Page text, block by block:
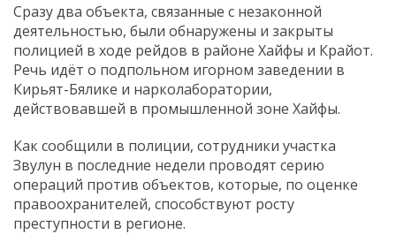
Сразу два объекта, связанные с незаконной
деятельностью, были обнаружены и закрыты
полицией в ходе рейдов в районе Хайфы и Крайот.
Речь идёт о подпольном игорном заведении в
Кирьят-Бялике и нарколаборатории,
действовавшей в промышленной зоне Хайфы.
Как сообщили в полиции, сотрудники участка
Звулун в последние недели проводят серию
операций против объектов, которые, по оценке
правоохранителей, способствуют росту
преступности в регионе.